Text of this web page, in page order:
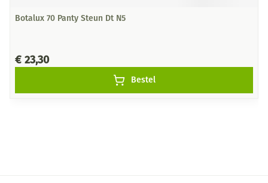
Botalux 70 Panty Steun Dt N5
€ 23,30
Bestel